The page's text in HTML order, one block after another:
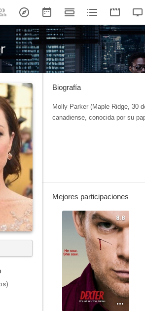
Biografía
Molly Parker (Maple Ridge, 30
canadiense, conocida por su
Mejores participaciones
8.8